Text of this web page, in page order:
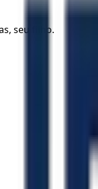
seu filho.